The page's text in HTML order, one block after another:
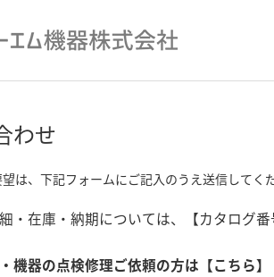
わせ
は、下記フォームにご記入のうえ送信してく
・在庫・納期については、【カタログ
機器の点検修理ご依頼の方は【こちら】